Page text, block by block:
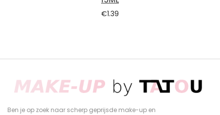
€1.39
Ben je op zoek naar scherp geprijsde make-up en